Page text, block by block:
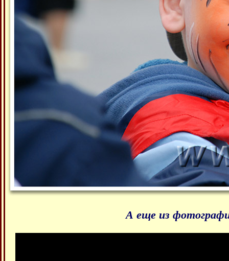
А еще из